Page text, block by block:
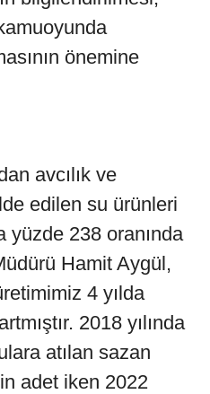
önemine
avcılık ve
edilen su ürünleri
yüzde 238 oranında
Hamit Aygül,
4 yılda
2018 yılında
atılan sazan
adet iken 2022